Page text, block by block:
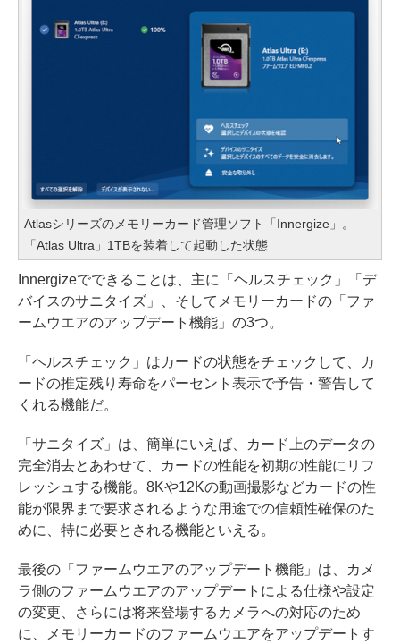
Atlasシリーズのメモリーカード管理ソフト「Innergize」。
「Atlas Ultra」1TBを装着して起動した状態
Innergizeでできることは、主に「ヘルスチェック」「デ
バイスのサニタイズ」、そしてメモリーカードの「ファ
ームウエアのアップデート機能」の3つ。
「ヘルスチェック」はカードの状態をチェックして、カ
ードの推定残り寿命をパーセント表示で予告・警告して
くれる機能だ。
「サニタイズ」は、簡単にいえば、カード上のデータの
完全消去とあわせて、カードの性能を初期の性能にリフ
レッシュする機能。8Kや12Kの動画撮影などカードの性
能が限界まで要求されるような用途での信頼性確保のた
めに、特に必要とされる機能といえる。
最後の「ファームウエアのアップデート機能」は、カメ
ラ側のファームウエアのアップデートによる仕様や設定
の変更、さらには将来登場するカメラへの対応のため
に、メモリーカードのファームウエアをアップデートす